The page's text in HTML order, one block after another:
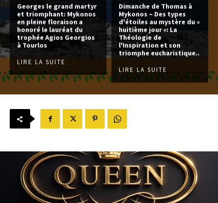
Georges le grand martyr
et triomphant: Mykonos
en pleine floraison a
honoré le lauréat du
trophée Agios Georgios
à Tourlos
LIRE LA SUITE
Dimanche de Thomas à
Mykonos – Des types
d'étoiles au mystère du «
huitième jour »: La
Théologie de
l'Inspiration et son
triomphe eucharistique..
LIRE LA SUITE